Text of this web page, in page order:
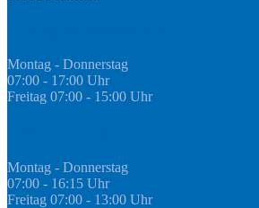
Montag - Donnerstag
07:00 - 17:00 Uhr
Freitag 07:00 - 15:00 Uhr
Montag - Donnerstag
07:00 - 16:15 Uhr
Freitag 07:00 - 13:00 Uhr